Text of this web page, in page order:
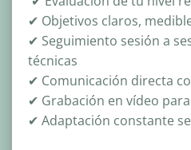
✔ Objetivos claros,
✔ Seguimiento sesión a
técnicas
✔ Comunicación directa
✔ Grabación en vídeo
✔ Adaptación constante